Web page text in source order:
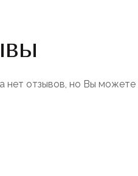
нет отзывов, но Вы можете